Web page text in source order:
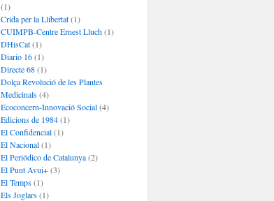
(1)
Crida per la Llibertat(1)
CUIMPB-Centre Ernest Lluch(1)
DHisCat(1)
Diario 16(1)
Directe 68(1)
Dolça Revolució de les Plantes
Medicinals(4)
Ecoconcern-Innovació Social(4)
Edicions de 1984(1)
El Confidencial(1)
El Nacional(1)
El Periódico de Catalunya(2)
El Punt Avui+(3)
El Temps(1)
Els Joglars(1)